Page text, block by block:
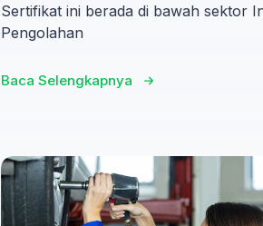
Sertifikat ini berada di bawah sektor
Pengolahan
Baca Selengkapnya